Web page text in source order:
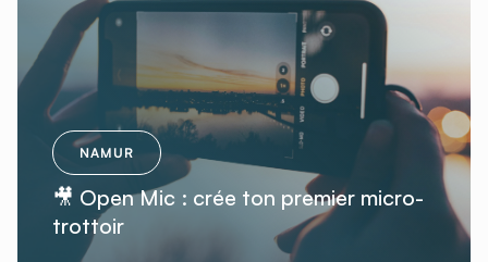
NAMUR
🎥 Open Mic : crée ton premier micro-
trottoir